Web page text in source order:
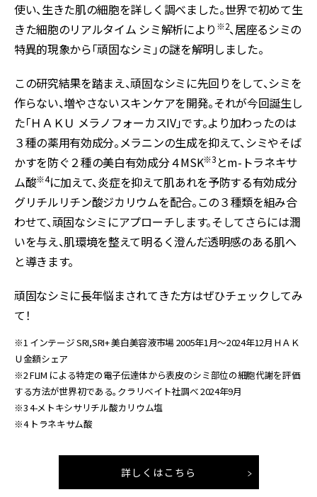
使い、生きた肌の細胞を詳しく調べました。世界で初めて生
きた細胞のリアルタイム シミ解析により ※2、居座るシミの
特異的現象から「頑固なシミ」の謎を解明しました。
この研究結果を踏まえ、頑固なシミに先回りをして、シミを
作らない、増やさないスキンケアを開発。それが今回誕生し
た「ＨＡＫＵ メラノフォーカスIV」です。より加わったのは
３種の薬用有効成分。メラニンの生成を抑えて、シミやそば
かすを防ぐ２種の美白有効成分４MSK※3 とm-トラネキサ
ム酸※4に加えて、炎症を抑えて肌あれを予防する有効成分
グリチルリチン酸ジカリウムを配合。この３種類を組み合
わせて、頑固なシミにアプローチします。そしてさらには潤
いを与え、肌環境を整えて明るく澄んだ透明感のある肌へ
と導きます。
頑固なシミに長年悩まされてきた方はぜひチェックしてみ
て！
※1 インテージ SRI,SRI+ 美白美容液市場 2005年1月～2024年12月ＨＡＫ
Ｕ金額シェア
※2 FLIM による特定の電子伝達体から表皮のシミ部位の細胞代謝を評価
する方法が世界初である。クラリベイト社調べ 2024年9月
※3 4-メトキシサリチル酸カリウム塩
※4 トラネキサム酸
詳しくはこちら